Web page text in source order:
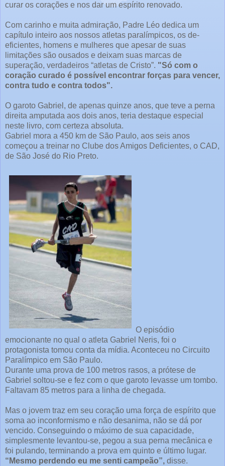
curar os corações e nos dar um espírito renovado.
Com carinho e muita admiração, Padre Léo dedica um
capítulo inteiro aos nossos atletas paralímpicos, os de-
eficientes, homens e mulheres que apesar de suas
limitações são ousados e deixam suas marcas de
superação, verdadeiros “atletas de Cristo”. "Só com o
coração curado é possível encontrar forças para vencer,
contra tudo e contra todos".
O garoto Gabriel, de apenas quinze anos, que teve a perna
direita amputada aos dois anos, teria destaque especial
neste livro, com certeza absoluta.
Gabriel mora a 450 km de São Paulo, aos seis anos
começou a treinar no Clube dos Amigos Deficientes, o CAD,
de São José do Rio Preto.
O episódio
emocionante no qual o atleta Gabriel Neris, foi o
protagonista tomou conta da mídia. Aconteceu no Circuito
Paralímpico em São Paulo.
Durante uma prova de 100 metros rasos, a prótese de
Gabriel soltou-se e fez com o que garoto levasse um tombo.
Faltavam 85 metros para a linha de chegada.
Mas o jovem traz em seu coração uma força de espírito que
soma ao inconformismo e não desanima, não se dá por
vencido. Conseguindo o máximo de sua capacidade,
simplesmente levantou-se, pegou a sua perna mecânica e
foi pulando, terminando a prova em quinto e último lugar.
“Mesmo perdendo eu me senti campeão”, disse.